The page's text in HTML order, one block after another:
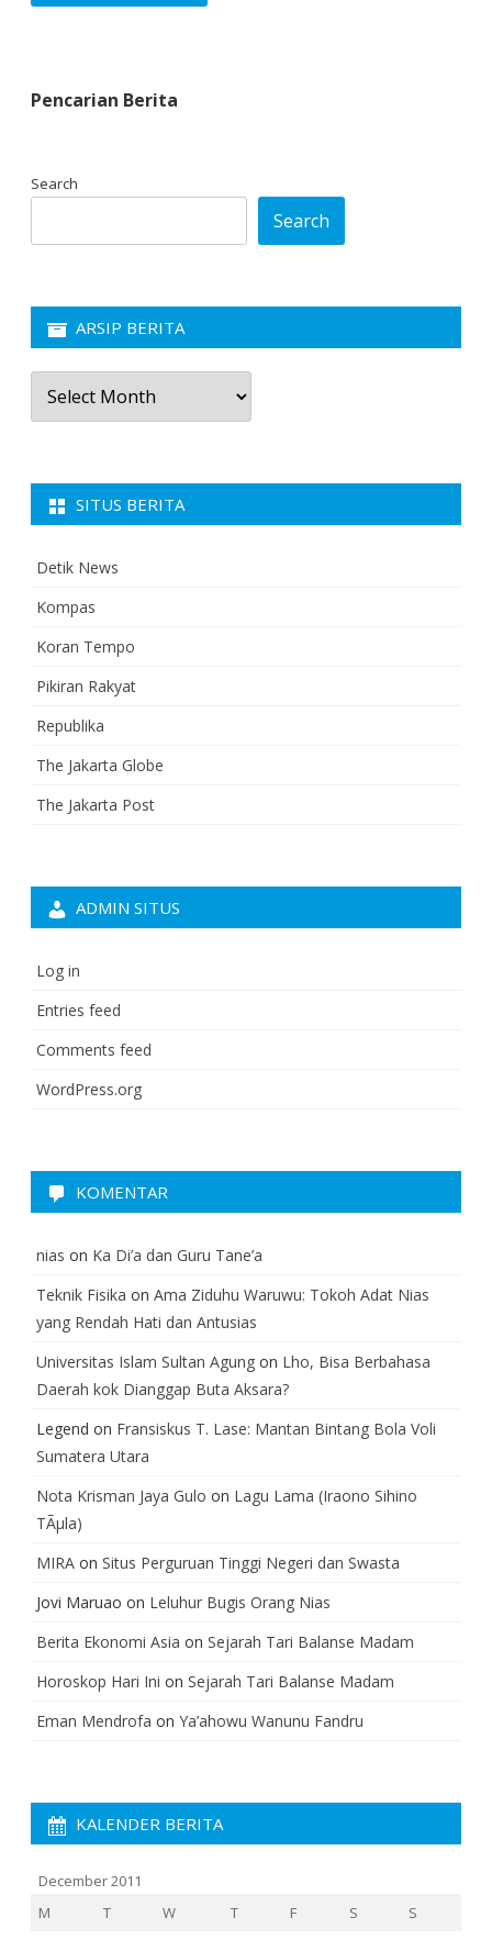
Pencarian Berita
Search
Search
ARSIP BERITA
Arsip
Berita
SITUS BERITA
Detik News
Kompas
Koran Tempo
Pikiran Rakyat
Republika
The Jakarta Globe
The Jakarta Post
ADMIN SITUS
Log in
Entries feed
Comments feed
WordPress.org
KOMENTAR
nias on Ka Di’a dan Guru Tane’a
Teknik Fisika on Ama Ziduhu Waruwu: Tokoh Adat Nias
yang Rendah Hati dan Antusias
Universitas Islam Sultan Agung on Lho, Bisa Berbahasa
Daerah kok Dianggap Buta Aksara?
Legend on Fransiskus T. Lase: Mantan Bintang Bola Voli
Sumatera Utara
Nota Krisman Jaya Gulo on Lagu Lama (Iraono Sihino
TÃµla)
MIRA on Situs Perguruan Tinggi Negeri dan Swasta
Jovi Maruao on Leluhur Bugis Orang Nias
Berita Ekonomi Asia on Sejarah Tari Balanse Madam
Horoskop Hari Ini on Sejarah Tari Balanse Madam
Eman Mendrofa on Ya’ahowu Wanunu Fandru
KALENDER BERITA
December 2011
M
T W T F S
S